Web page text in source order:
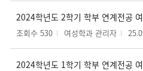
2024학년도 2학기 학부 연계전공
조회수 530 여성학과 관리자
2024학년도 1학기 학부 연계전공